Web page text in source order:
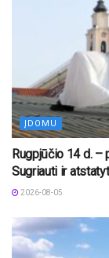
ĮDOMU
Rugpjūčio 14 d. –
Sugriauti ir
2026-08-05